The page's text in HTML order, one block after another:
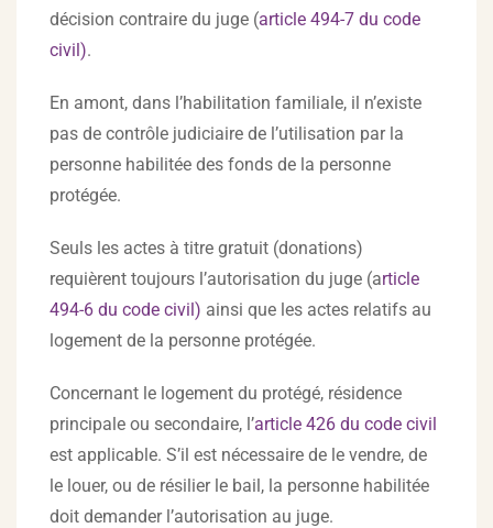
décision contraire du juge (article 494-7 du code
civil).
En amont, dans l’habilitation familiale, il n’existe
pas de contrôle judiciaire de l’utilisation par la
personne habilitée des fonds de la personne
protégée.
Seuls les actes à titre gratuit (donations)
requièrent toujours l’autorisation du juge (article
494-6 du code civil) ainsi que les actes relatifs au
logement de la personne protégée.
Concernant le logement du protégé, résidence
principale ou secondaire, l’article 426 du code civil
est applicable. S’il est nécessaire de le vendre, de
le louer, ou de résilier le bail, la personne habilitée
doit demander l’autorisation au juge.